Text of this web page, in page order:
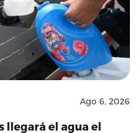
Ago 6, 2026
llegará el agua el